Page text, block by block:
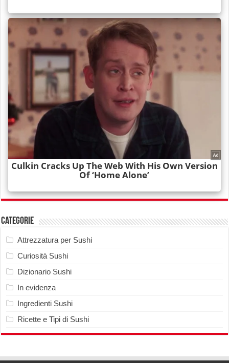
Categorie
Attrezzatura per Sushi
Curiosità Sushi
Dizionario Sushi
In evidenza
Ingredienti Sushi
Ricette e Tipi di Sushi